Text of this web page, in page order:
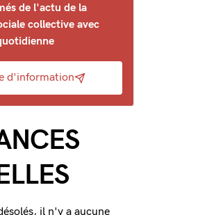
de l'actu de la
collective avec
d'information
il n'y a aucune